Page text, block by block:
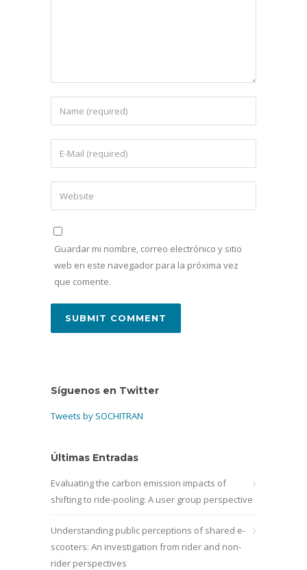
Guardar mi nombre, correo electrónico y sitio
web en este navegador para la próxima vez
que comente.
Síguenos en Twitter
Tweets by SOCHITRAN
Últimas Entradas
Evaluating the carbon emission impacts of
shifting to ride-pooling: A user group perspective
Understanding public perceptions of shared e-
scooters: An investigation from rider and non-
rider perspectives